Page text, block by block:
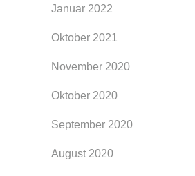
Januar 2022
Oktober 2021
November 2020
Oktober 2020
September 2020
August 2020